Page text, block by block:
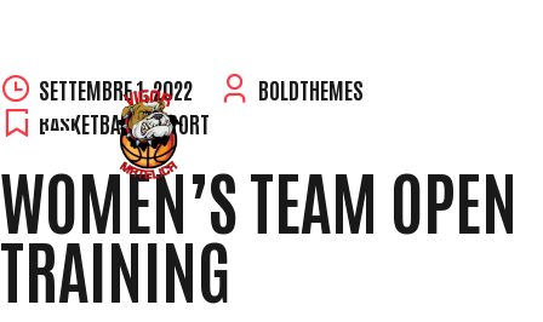
Skip
to
content
SETTEMBRE 1, 2022
BOLDTHEMES
BASKETBALL,REPORT
WOMEN’S TEAM OPEN
TRAINING